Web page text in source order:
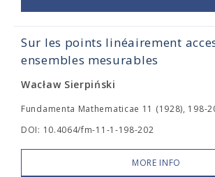
Sur les points linéairement
ensembles mesurables
Wacław Sierpiński
Fundamenta Mathematicae 11 (1928), 198-
DOI: 10.4064/fm-11-1-198-202
MORE INFO